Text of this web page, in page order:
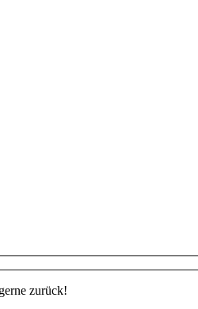
zurück!